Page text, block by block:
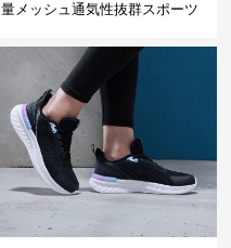
量メッシュ通気性抜群スポーツ